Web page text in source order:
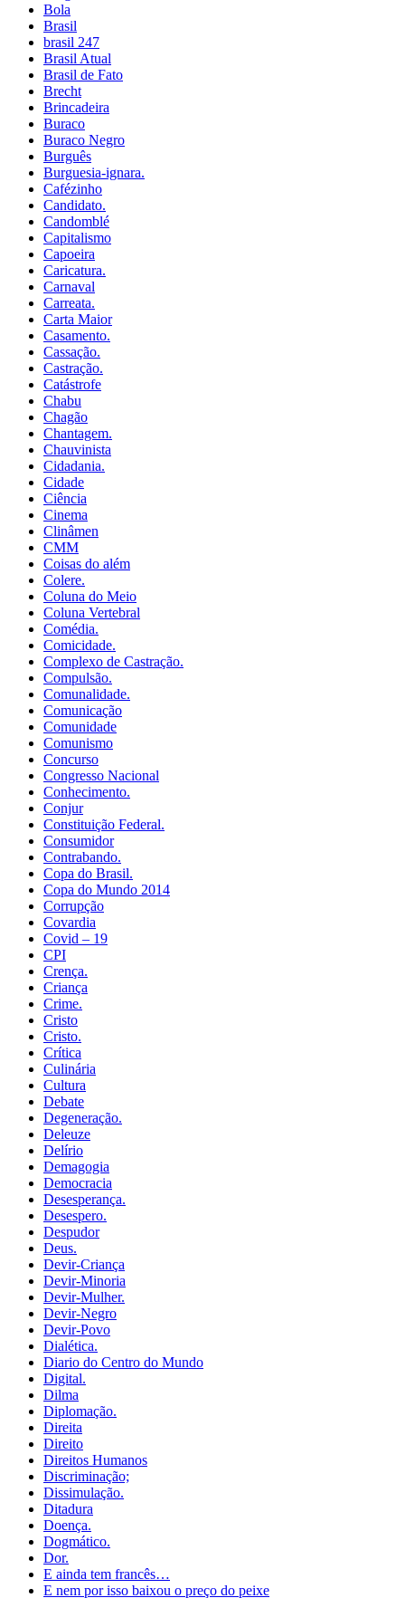
Bola
Brasil
brasil 247
Brasil Atual
Brasil de Fato
Brecht
Brincadeira
Buraco
Buraco Negro
Burguês
Burguesia-ignara.
Cafézinho
Candidato.
Candomblé
Capitalismo
Capoeira
Caricatura.
Carnaval
Carreata.
Carta Maior
Casamento.
Cassação.
Castração.
Catástrofe
Chabu
Chagão
Chantagem.
Chauvinista
Cidadania.
Cidade
Ciência
Cinema
Clinâmen
CMM
Coisas do além
Colere.
Coluna do Meio
Coluna Vertebral
Comédia.
Comicidade.
Complexo de Castração.
Compulsão.
Comunalidade.
Comunicação
Comunidade
Comunismo
Concurso
Congresso Nacional
Conhecimento.
Conjur
Constituição Federal.
Consumidor
Contrabando.
Copa do Brasil.
Copa do Mundo 2014
Corrupção
Covardia
Covid – 19
CPI
Crença.
Criança
Crime.
Cristo
Cristo.
Crítica
Culinária
Cultura
Debate
Degeneração.
Deleuze
Delírio
Demagogia
Democracia
Desesperança.
Desespero.
Despudor
Deus.
Devir-Criança
Devir-Minoria
Devir-Mulher.
Devir-Negro
Devir-Povo
Dialética.
Diario do Centro do Mundo
Digital.
Dilma
Diplomação.
Direita
Direito
Direitos Humanos
Discriminação;
Dissimulação.
Ditadura
Doença.
Dogmático.
Dor.
E ainda tem francês…
E nem por isso baixou o preço do peixe